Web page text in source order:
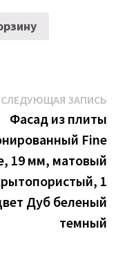
СЛЕДУЮЩАЯ ЗАПИСЬ
Фасад из плиты
Fine
19 мм, матовый
1
Дуб беленый
темный